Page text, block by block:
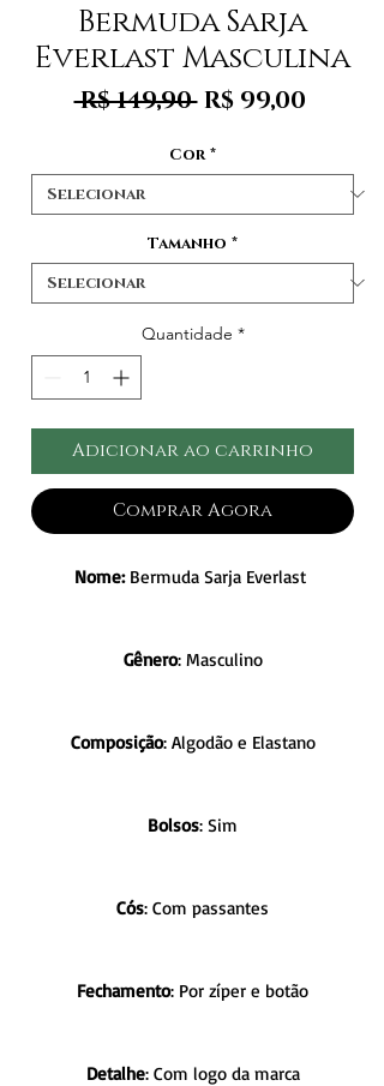
Bermuda Sarja
Everlast Masculina
R$ 149,90 Preço
R$ 99,00Preço
Cor *
Tamanho *
Quantidade *
Adicionar ao carrinho
Comprar Agora
Nome: Bermuda Sarja Everlast
Gênero: Masculino
Composição: Algodão e Elastano
Bolsos: Sim
Cós: Com passantes
Fechamento: Por zíper e botão
Detalhe: Com logo da marca